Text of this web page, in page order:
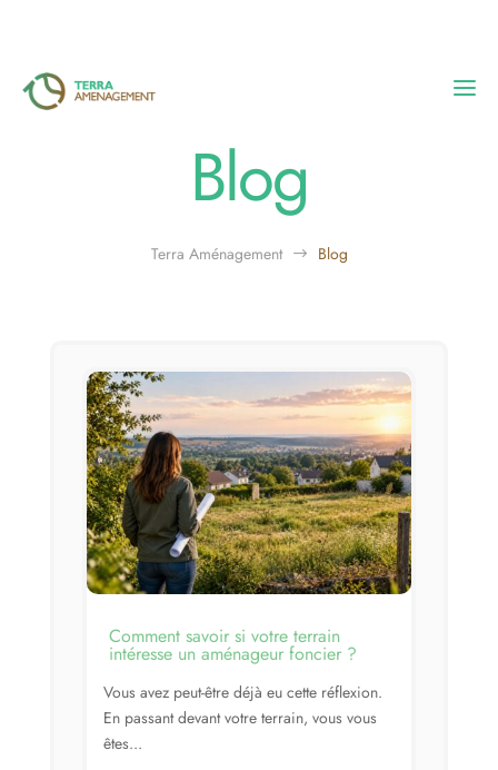
Accueil
Blog
Contact
Espace client
Blog
Terra Aménagement $ Blog
Comment savoir si votre terrain
intéresse un aménageur foncier ?
Vous avez peut-être déjà eu cette réflexion.
En passant devant votre terrain, vous vous
êtes...